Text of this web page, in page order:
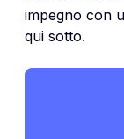
impegno con
qui sotto.